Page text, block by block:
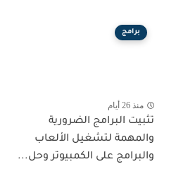
برامج
منذ 26 أيام
تثبيت البرامج الضرورية
والمهمة لتشغيل الألعاب
والبرامج على الكمبيوتر وحل...